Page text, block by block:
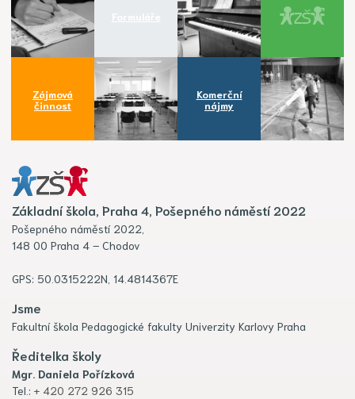
Zájmová
činnost
Komerční
nájmy
Základní škola, Praha 4, Pošepného náměstí 2022
Pošepného náměstí 2022,
148 00 Praha 4 – Chodov
GPS: 50.0315222N, 14.4814367E
Jsme
Fakultní škola Pedagogické fakulty Univerzity Karlovy Praha
Ředitelka školy
Mgr. Daniela Pořízková
Tel.: + 420 272 926 315